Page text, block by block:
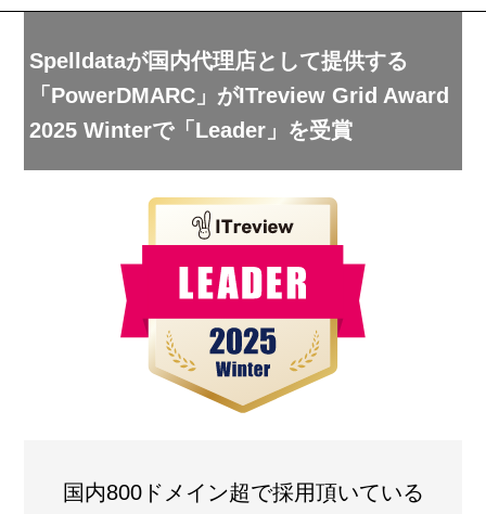
Spelldataが国内代理店として提供する
「PowerDMARC」がITreview Grid Award
2025 Winterで「Leader」を受賞
国内800ドメイン超で採用頂いている